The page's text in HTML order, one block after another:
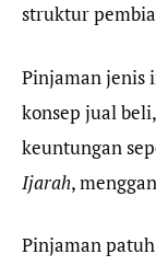
struktur
Pinjaman jenis
konsep jual
keuntungan
Ijarah,
Pinjaman